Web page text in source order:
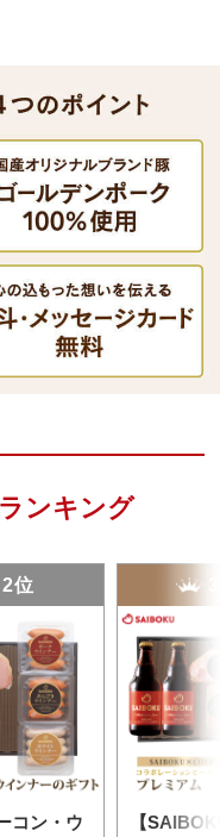
ンキング
2位
コン・ウ
【